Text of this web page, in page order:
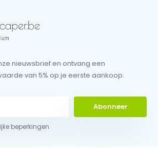
nieuwsbrief en ontvang een
van 5% op je eerste aankoop.
Abonneer
beperkingen